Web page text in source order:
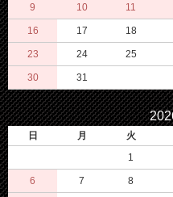
9 10 11
16 17 18
23 24 25
30 31
日 月 火
1
6 7 8